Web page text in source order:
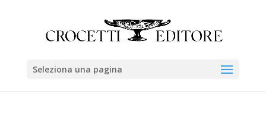
Seleziona una pagina